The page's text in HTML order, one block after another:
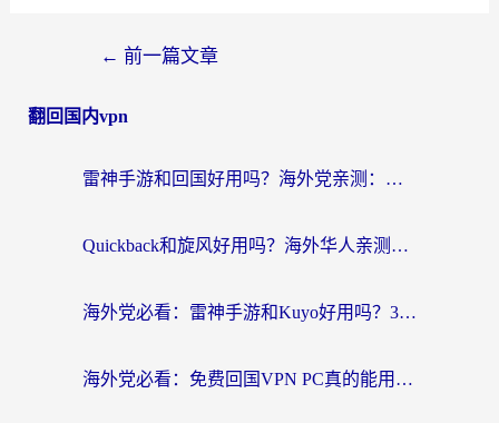
← 前一篇文章
翻回国内vpn
雷神手游和回国好用吗？海外党亲测：选对加速器才能无缝刷剧打游戏
Quickback和旋风好用吗？海外华人亲测：选对回国加速器才能无缝看央视5
海外党必看：雷神手游和Kuyo好用吗？3款回国加速器实测+避坑指南
海外党必看：免费回国VPN PC真的能用？附国内高速VPN选择全攻略